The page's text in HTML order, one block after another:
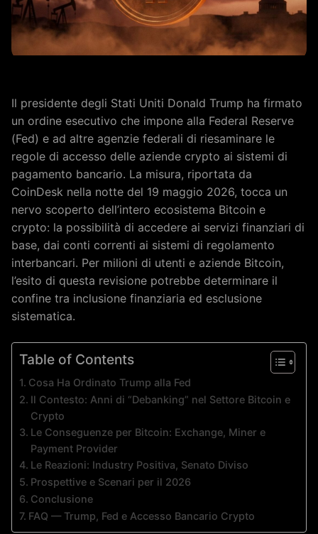
Il presidente degli Stati Uniti Donald Trump ha firmato
un ordine esecutivo che impone alla Federal Reserve
(Fed) e ad altre agenzie federali di riesaminare le
regole di accesso delle aziende crypto ai sistemi di
pagamento bancario. La misura, riportata da
CoinDesk nella notte del 19 maggio 2026, tocca un
nervo scoperto dell’intero ecosistema Bitcoin e
crypto: la possibilità di accedere ai servizi finanziari di
base, dai conti correnti ai sistemi di regolamento
interbancari. Per milioni di utenti e aziende Bitcoin,
l’esito di questa revisione potrebbe determinare il
confine tra inclusione finanziaria ed esclusione
sistematica.
Table of Contents
Cosa Ha Ordinato Trump alla Fed
Il Contesto: Anni di “Debanking” nel Settore Bitcoin e
Crypto
Le Conseguenze per Bitcoin: Exchange, Miner e
Payment Provider
Le Reazioni: Industry Positiva, Senato Diviso
Prospettive e Scenari per il 2026
Conclusione
FAQ — Trump, Fed e Accesso Bancario Crypto